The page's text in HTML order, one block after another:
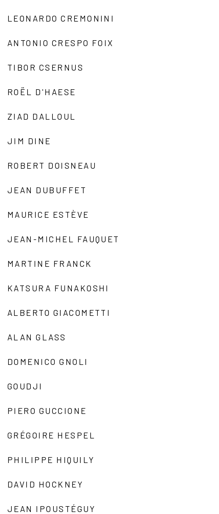
LEONARDO CREMONINI
ANTONIO CRESPO FOIX
TIBOR CSERNUS
ROËL D'HAESE
ZIAD DALLOUL
JIM DINE
ROBERT DOISNEAU
JEAN DUBUFFET
MAURICE ESTÈVE
JEAN-MICHEL FAUQUET
MARTINE FRANCK
KATSURA FUNAKOSHI
ALBERTO GIACOMETTI
ALAN GLASS
DOMENICO GNOLI
GOUDJI
PIERO GUCCIONE
GRÉGOIRE HESPEL
PHILIPPE HIQUILY
DAVID HOCKNEY
JEAN IPOUSTÉGUY